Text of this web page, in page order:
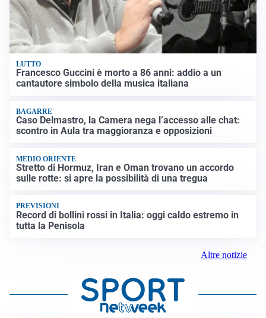
LUTTO
Francesco Guccini è morto a 86 anni: addio a un
cantautore simbolo della musica italiana
BAGARRE
Caso Delmastro, la Camera nega l’accesso alle chat:
scontro in Aula tra maggioranza e opposizioni
MEDIO ORIENTE
Stretto di Hormuz, Iran e Oman trovano un accordo
sulle rotte: si apre la possibilità di una tregua
PREVISIONI
Record di bollini rossi in Italia: oggi caldo estremo in
tutta la Penisola
Altre notizie